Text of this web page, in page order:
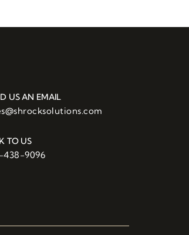
US AN EMAIL
TO US
438-9096